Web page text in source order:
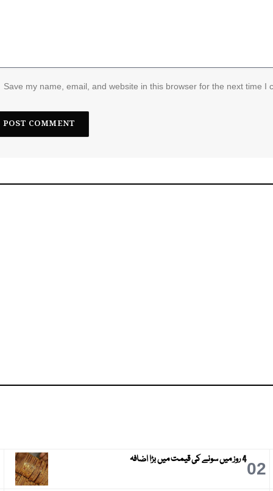
Save my name, email, and website in this browser for the next time I
024 روز میں سونے کی قیمت میں بڑا اضافہ